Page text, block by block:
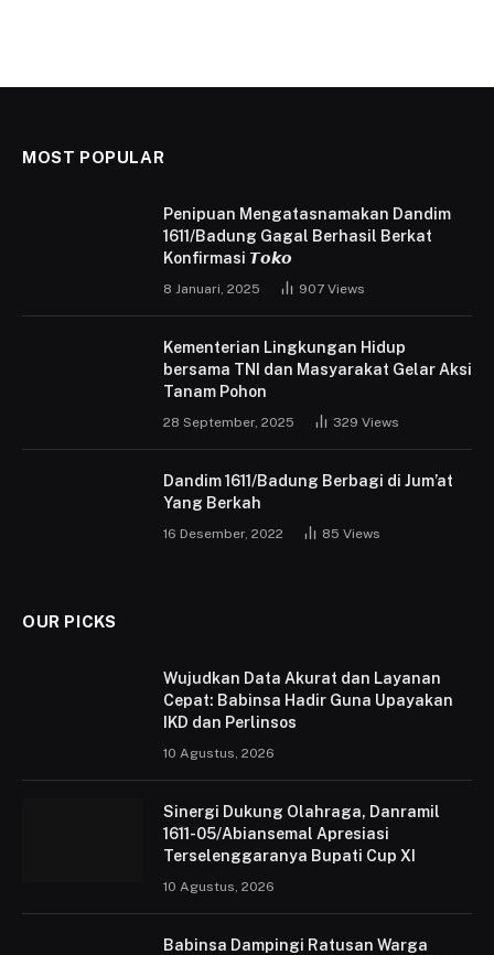
MOST POPULAR
Penipuan Mengatasnamakan Dandim
1611/Badung Gagal Berhasil Berkat
Konfirmasi 𝙏𝙤𝙠𝙤
8 Januari, 2025 907 Views
Kementerian Lingkungan Hidup
bersama TNI dan Masyarakat Gelar Aksi
Tanam Pohon
28 September, 2025 329 Views
Dandim 1611/Badung Berbagi di Jum’at
Yang Berkah
16 Desember, 2022 85 Views
OUR PICKS
Wujudkan Data Akurat dan Layanan
Cepat: Babinsa Hadir Guna Upayakan
IKD dan Perlinsos
10 Agustus, 2026
Sinergi Dukung Olahraga, Danramil
1611-05/Abiansemal Apresiasi
Terselenggaranya Bupati Cup XI
10 Agustus, 2026
Babinsa Dampingi Ratusan Warga